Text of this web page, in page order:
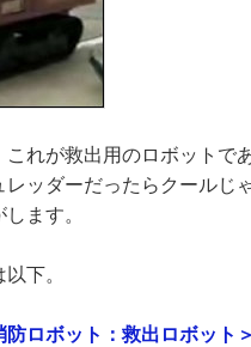
れが救出用のロボットで
ッダーだったらクールじ
ます。
下。
ロボット：救出ロボット＞